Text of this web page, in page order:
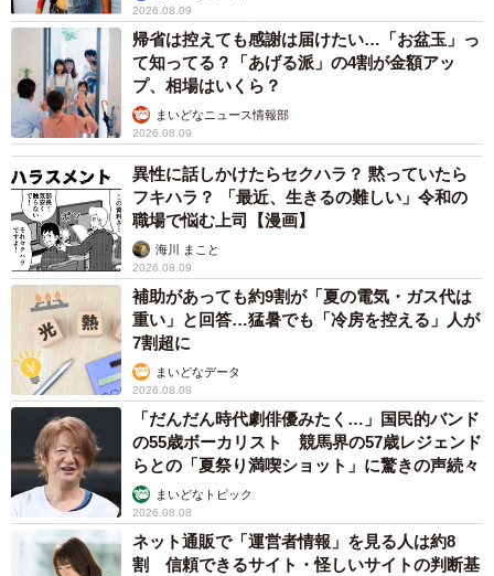
2026.08.09
帰省は控えても感謝は届けたい…「お盆玉」っ
て知ってる？「あげる派」の4割が金額アッ
プ、相場はいくら？
まいどなニュース情報部
2026.08.09
異性に話しかけたらセクハラ？ 黙っていたら
フキハラ？ 「最近、生きるの難しい」令和の
職場で悩む上司【漫画】
海川 まこと
2026.08.09
補助があっても約9割が「夏の電気・ガス代は
重い」と回答…猛暑でも「冷房を控える」人が
7割超に
まいどなデータ
2026.08.08
「だんだん時代劇俳優みたく…」国民的バンド
の55歳ボーカリスト 競馬界の57歳レジェンド
らとの「夏祭り満喫ショット」に驚きの声続々
まいどなトピック
2026.08.08
ネット通販で「運営者情報」を見る人は約8
割 信頼できるサイト・怪しいサイトの判断基